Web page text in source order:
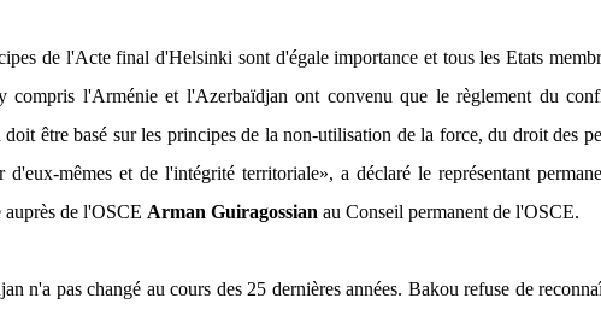
de l'Acte final d'Helsinki sont d'égale importance et tous les Etats
compris l'Arménie et l'Azerbaïdjan ont convenu que le règlement du
doit être basé sur les principes de la non-utilisation de la force, du droit des
d'eux-mêmes et de l'intégrité territoriale», a déclaré le représentant
de l'OSCE Arman Guiragossian au Conseil permanent de l'OSCE.
n'a pas changé au cours des 25 dernières années. Bakou refuse de